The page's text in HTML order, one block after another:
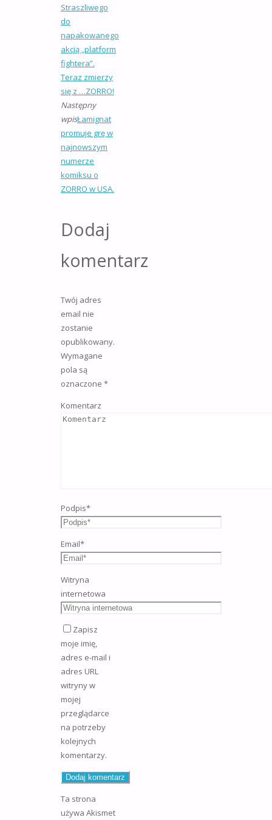
Straszliwego
do
napakowanego
akcją „platform
fightera”.
Teraz zmierzy
się z …ZORRO!
Następny
wpisŁamignat
promuje grę w
najnowszym
numerze
komiksu o
ZORRO w USA.
Dodaj
komentarz
Twój adres
email nie
zostanie
opublikowany.
Wymagane
pola są
oznaczone *
Komentarz
Podpis*
Email*
Witryna
internetowa
Zapisz
moje imię,
adres e-mail i
adres URL
witryny w
mojej
przeglądarce
na potrzeby
kolejnych
komentarzy.
Ta strona
używa Akismet